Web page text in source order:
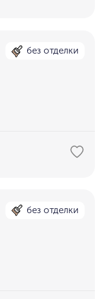
без отделки
без отделки